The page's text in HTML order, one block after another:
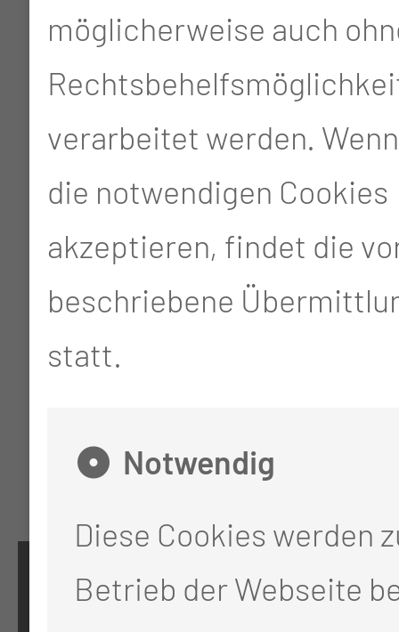
Pflege“ begonnen
KONTAKT
möglicherweise auch
verarbeitet werden.
die notwendigen Cookies
akzeptieren, findet die
beschriebene
statt.
Notwendig
Diese Cookies werden
Betrieb der Webseite